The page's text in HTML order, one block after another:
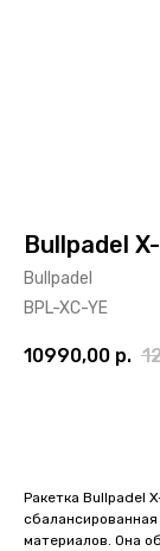
Bullpadel
Bullpadel
BPL-XC-YE
10990,00 р.
Ракетка Bullpadel
материалов. Она